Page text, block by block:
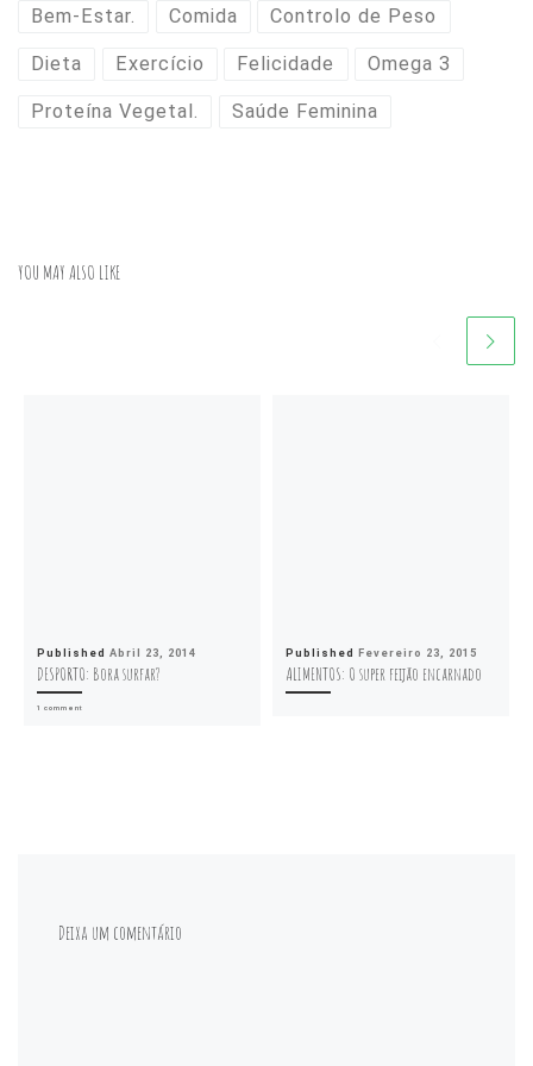
Bem-Estar. Comida Controlo de Peso
Dieta Exercício Felicidade Omega 3
Proteína Vegetal. Saúde Feminina
YOU MAY ALSO LIKE
Published Abril 23, 2014
DESPORTO: Bora surfar?
1 comment
Published Fevereiro 23, 2015
ALIMENTOS: O super feijão encarnado
Deixa um comentário